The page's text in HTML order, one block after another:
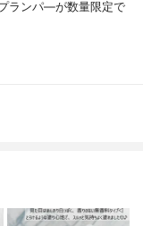
ランパ―が数量限定で